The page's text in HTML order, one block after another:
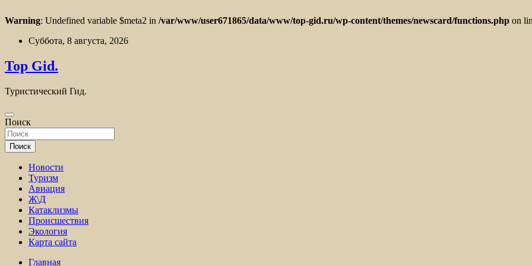
Warning: Undefined variable $meta2 in /var/www/user671865/data/www/top-gid.ru/wp-content/themes/newscard/functions.php on
Перейти
содержимому
Суббота, 8 августа, 2026
Top Gid.
Туристический Гид.
Поиск
Поиск
Новости
Туризм
Авиация
Ж\Д
Катаклизмы
Происшествия
Экология
Карта сайта
Главная